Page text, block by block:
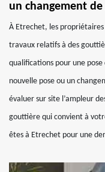
un changement
À Etrechet, les propriétaires
travaux relatifs à des
qualifications pour une pose
nouvelle pose ou un
évaluer sur site l’ampleur
gouttière qui convient à
êtes à Etrechet pour une